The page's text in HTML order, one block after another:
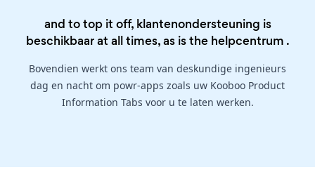
and to top it off, klantenondersteuning is
beschikbaar at all times, as is the helpcentrum .
Bovendien werkt ons team van deskundige ingenieurs
dag en nacht om powr-apps zoals uw Kooboo Product
Information Tabs voor u te laten werken.